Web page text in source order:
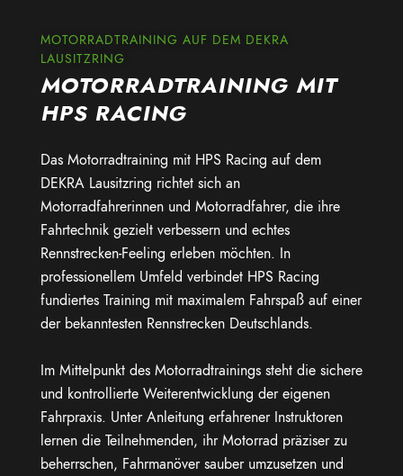
MOTORRADTRAINING AUF DEM DEKRA
LAUSITZRING
MOTORRADTRAINING MIT
HPS RACING
Das Motorradtraining mit HPS Racing auf dem
DEKRA Lausitzring richtet sich an
Motorradfahrerinnen und Motorradfahrer, die ihre
Fahrtechnik gezielt verbessern und echtes
Rennstrecken-Feeling erleben möchten. In
professionellem Umfeld verbindet HPS Racing
fundiertes Training mit maximalem Fahrspaß auf einer
der bekanntesten Rennstrecken Deutschlands.
Im Mittelpunkt des Motorradtrainings steht die sichere
und kontrollierte Weiterentwicklung der eigenen
Fahrpraxis. Unter Anleitung erfahrener Instruktoren
lernen die Teilnehmenden, ihr Motorrad präziser zu
beherrschen, Fahrmanöver sauber umzusetzen und